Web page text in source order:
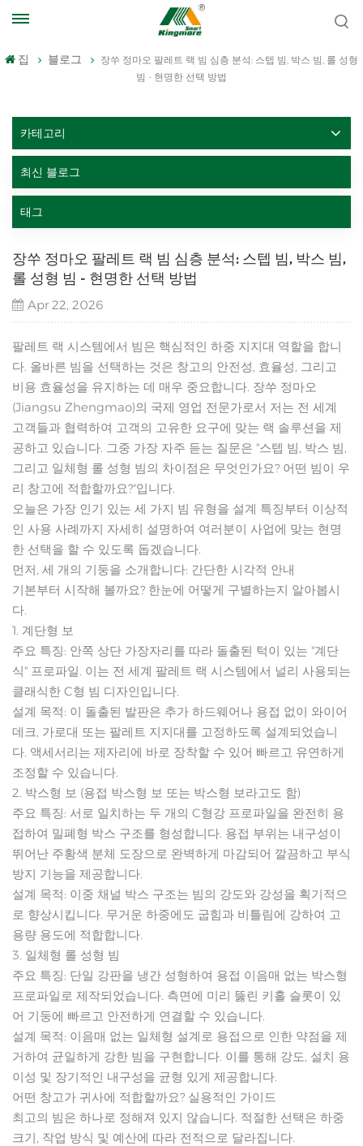
집 블로그
장쑤 정마오 팔레트 랙 빔 심층 분석: 스텝 빔, 박스 빔, 롤 성형
빔 - 현명한 선택 방법
카테고리
최신 블로그
태그
장쑤 정마오 팔레트 랙 빔 심층 분석: 스텝 빔, 박스 빔,
롤 성형 빔 - 현명한 선택 방법
Apr 22, 2026
팔레트 랙 시스템에서 빔은 핵심적인 하중 지지대 역할을 합니
다. 올바른 빔을 선택하는 것은 창고의 안전성, 효율성, 그리고
비용 효율성을 유지하는 데 매우 중요합니다. 장쑤 정마오
(Jiangsu Zhengmao)의 국제 영업 전문가로서 저는 전 세계
고객들과 협력하여 고객의 고유한 요구에 맞는 랙 솔루션을 제
공하고 있습니다. 그중 가장 자주 듣는 질문은 "스텝 빔, 박스 빔,
그리고 일체형 롤 성형 빔의 차이점은 무엇인가요? 어떤 빔이 우
리 창고에 적합할까요?"입니다.
오늘은 가장 인기 있는 세 가지 빔 유형을 설계 특징부터 이상적
인 사용 사례까지 자세히 설명하여 여러분이 사업에 맞는 현명
한 선택을 할 수 있도록 돕겠습니다.
먼저, 세 개의 기둥을 소개합니다: 간단한 시각적 안내
기본부터 시작해 볼까요? 한눈에 어떻게 구별하는지 알아봅시
다.
1. 계단형 보
주요 특징: 안쪽 상단 가장자리를 따라 돌출된 턱이 있는 "계단
식" 프로파일. 이는 전 세계 팔레트 랙 시스템에서 널리 사용되는
클래식한 C형 빔 디자인입니다.
설계 목적: 이 돌출된 발판은 추가 하드웨어나 용접 없이 와이어
데크, 가로대 또는 팔레트 지지대를 고정하도록 설계되었습니
다. 액세서리는 제자리에 바로 장착할 수 있어 빠르고 유연하게
조정할 수 있습니다.
2. 박스형 보 (용접 박스형 보 또는 박스형 보라고도 함)
주요 특징: 서로 일치하는 두 개의 C형강 프로파일을 완전히 용
접하여 밀폐형 박스 구조를 형성합니다. 용접 부위는 내구성이
뛰어난 주황색 분체 도장으로 완벽하게 마감되어 깔끔하고 부식
방지 기능을 제공합니다.
설계 목적: 이중 채널 박스 구조는 빔의 강도와 강성을 획기적으
로 향상시킵니다. 무거운 하중에도 굽힘과 비틀림에 강하여 고
용량 용도에 적합합니다.
3. 일체형 롤 성형 빔
주요 특징: 단일 강판을 냉간 성형하여 용접 이음매 없는 박스형
프로파일로 제작되었습니다. 측면에 미리 뚫린 키홀 슬롯이 있
어 기둥에 빠르고 안전하게 연결할 수 있습니다.
설계 목적: 이음매 없는 일체형 설계로 용접으로 인한 약점을 제
거하여 균일하게 강한 빔을 구현합니다. 이를 통해 강도, 설치 용
이성 및 장기적인 내구성을 균형 있게 제공합니다.
어떤 창고가 귀사에 적합할까요? 실용적인 가이드
최고의 빔은 하나로 정해져 있지 않습니다. 적절한 선택은 하중
크기, 작업 방식 및 예산에 따라 전적으로 달라집니다.